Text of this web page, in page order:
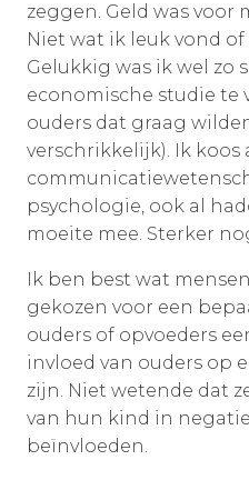
zeggen. Geld was voor
Niet wat ik leuk vond
Gelukkig was ik wel zo
economische studie te
ouders dat graag
verschrikkelijk). Ik koos
psychologie, ook al
moeite mee. Sterker
Ik ben best wat
gekozen voor een
ouders of opvoeders
invloed van ouders op
zijn. Niet wetende dat
van hun kind in
beïnvloeden.